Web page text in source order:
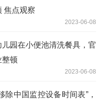
焦点观察
2023-06-08
园在小便池清洗餐具，官
整顿
2023-06-08
除中国监控设备时间表”，